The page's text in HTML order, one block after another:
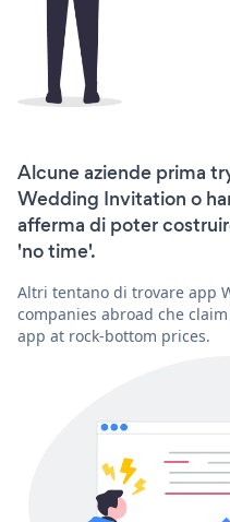
Alcune aziende prima
Wedding Invitation o
afferma di poter
'no time'.
Altri tentano di trovare app
companies abroad che
app at rock-bottom prices.